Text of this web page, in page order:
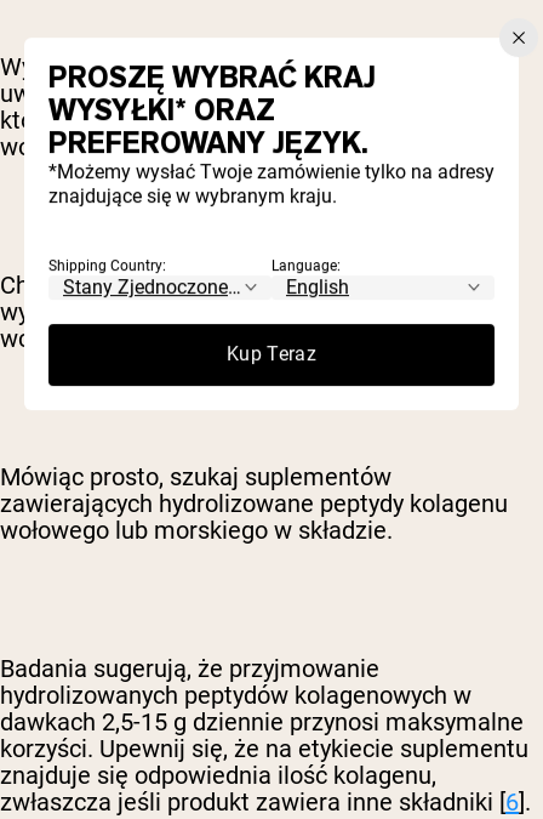
Wybierając suplementy kolagenowe, zwracaj
uwagę na produkty zawierające kolagen typu 1,
który wspiera zdrowie skóry. Może pochodzić z
wołowiny lub źródeł morskich.
Chcesz też, aby kolagen był hydrolizowany i
występował w formie peptydów, co ułatwia jego
wchłanianie.
Mówiąc prosto, szukaj suplementów
zawierających hydrolizowane peptydy kolagenu
wołowego lub morskiego w składzie.
Badania sugerują, że przyjmowanie
hydrolizowanych peptydów kolagenowych w
dawkach 2,5-15 g dziennie przynosi maksymalne
korzyści. Upewnij się, że na etykiecie suplementu
znajduje się odpowiednia ilość kolagenu,
zwłaszcza jeśli produkt zawiera inne składniki [6].
PROSZĘ WYBRAĆ KRAJ
WYSYŁKI* ORAZ
PREFEROWANY JĘZYK.
*Możemy wysłać Twoje zamówienie tylko na adresy
znajdujące się w wybranym kraju.
Shipping Country: Language:
Kup Teraz